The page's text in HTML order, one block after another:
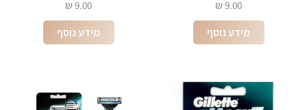
9.00
₪
מידע נוסף
9.00
₪
מידע נוסף